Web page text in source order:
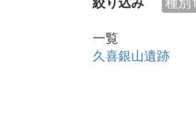
一覧
久喜銀山遺跡